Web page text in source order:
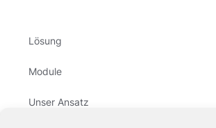
Lösung
Module
Unser Ansatz